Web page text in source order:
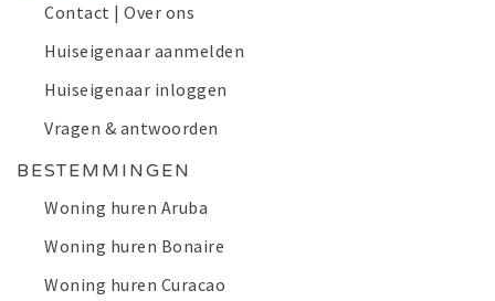
Contact | Over ons
Huiseigenaar aanmelden
Huiseigenaar inloggen
Vragen & antwoorden
BESTEMMINGEN
Woning huren Aruba
Woning huren Bonaire
Woning huren Curacao